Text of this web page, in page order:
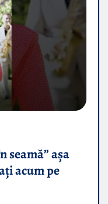
seamă” așa
acum pe